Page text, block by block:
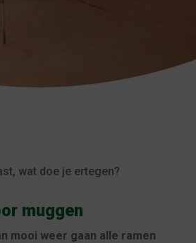
wat doe je ertegen?
muggen
mooi weer gaan alle ramen